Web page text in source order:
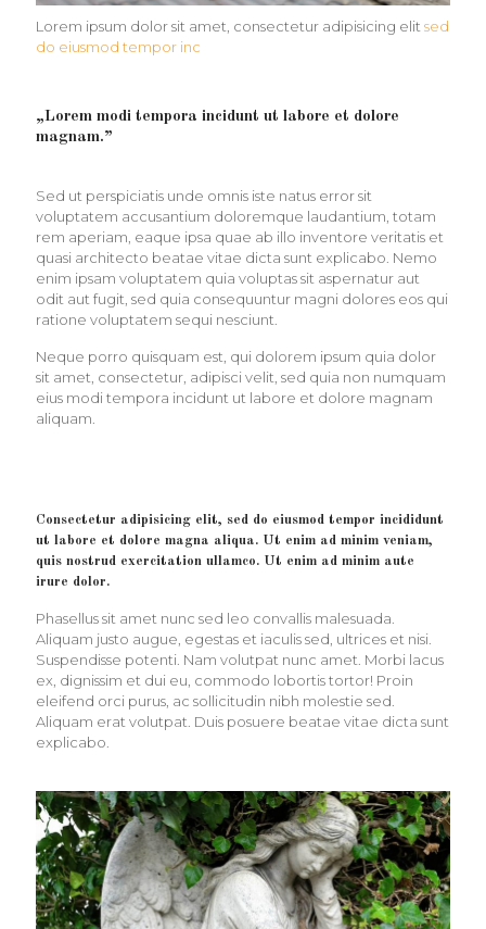
Lorem ipsum dolor sit amet, consectetur adipisicing elitsed
do eiusmod tempor inc
„Lorem modi tempora incidunt ut labore et dolore
magnam.”
Sed ut perspiciatis unde omnis iste natus error sit
voluptatem accusantium doloremque laudantium, totam
rem aperiam, eaque ipsa quae ab illo inventore veritatis et
quasi architecto beatae vitae dicta sunt explicabo. Nemo
enim ipsam voluptatem quia voluptas sit aspernatur aut
odit aut fugit, sed quia consequuntur magni dolores eos qui
ratione voluptatem sequi nesciunt.
Neque porro quisquam est, qui dolorem ipsum quia dolor
sit amet, consectetur, adipisci velit, sed quia non numquam
eius modi tempora incidunt ut labore et dolore magnam
aliquam.
Consectetur adipisicing elit, sed do eiusmod tempor incididunt
ut labore et dolore magna aliqua. Ut enim ad minim veniam,
quis nostrud exercitation ullamco. Ut enim ad minim aute
irure dolor.
Phasellus sit amet nunc sed leo convallis malesuada.
Aliquam justo augue, egestas et iaculis sed, ultrices et nisi.
Suspendisse potenti. Nam volutpat nunc amet. Morbi lacus
ex, dignissim et dui eu, commodo lobortis tortor! Proin
eleifend orci purus, ac sollicitudin nibh molestie sed.
Aliquam erat volutpat. Duis posuere beatae vitae dicta sunt
explicabo.